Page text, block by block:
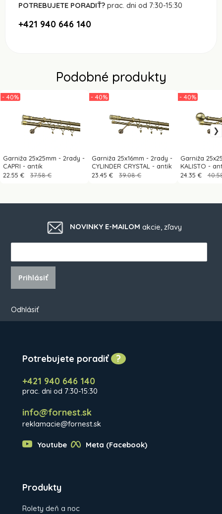
POTREBUJETE PORADIŤ? prac. dni od 7:30-15:30
+421 940 646 140
Podobné produkty
Garniža 25x25mm - 2rady -
CAPRI - antik
- 40%
22.55 € 37.58 €
Garniža 25x16mm - 2rady -
CYLINDER CRYSTAL - antik
- 40%
23.45 € 39.08 €
Garniža
KALISTO -
- 40%
24.35 €
NOVINKY E-MAILOM akcie, zľavy
Prihlásiť
Odhlásiť
Potrebujete poradiť?
+421 940 646 140
prac. dni od 7:30-15:30
info@fornest.sk
reklamacie@fornest.sk
Youtube Meta (Facebook)
Produkty
Rolety deň a noc